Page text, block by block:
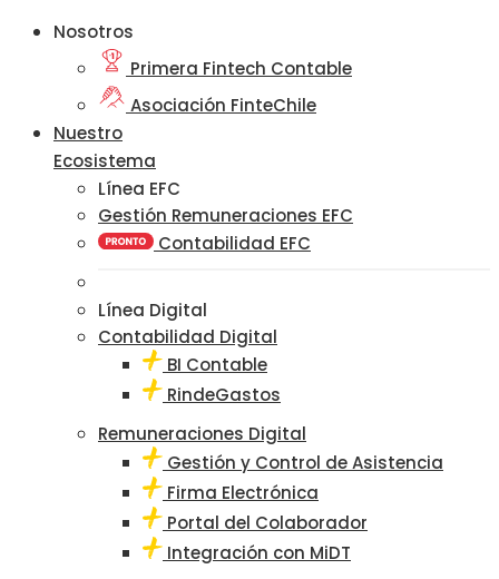
Nosotros
Primera Fintech Contable
Asociación FinteChile
Nuestro
Ecosistema
Línea EFC
Gestión Remuneraciones EFC
Contabilidad EFC
Línea Digital
Contabilidad Digital
BI Contable
RindeGastos
Remuneraciones Digital
Gestión y Control de Asistencia
Firma Electrónica
Portal del Colaborador
Integración con MiDT